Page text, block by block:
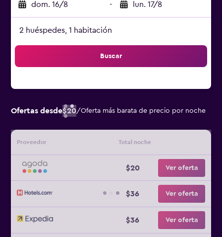
dom. 16/8 - lun. 17/8
2 huéspedes, 1 habitación
Buscar
Ofertas desde$20/Oferta más barata de precio por noche
Proveedor Total noche
$20 Ver oferta
$36 Ver oferta
$36 Ver oferta